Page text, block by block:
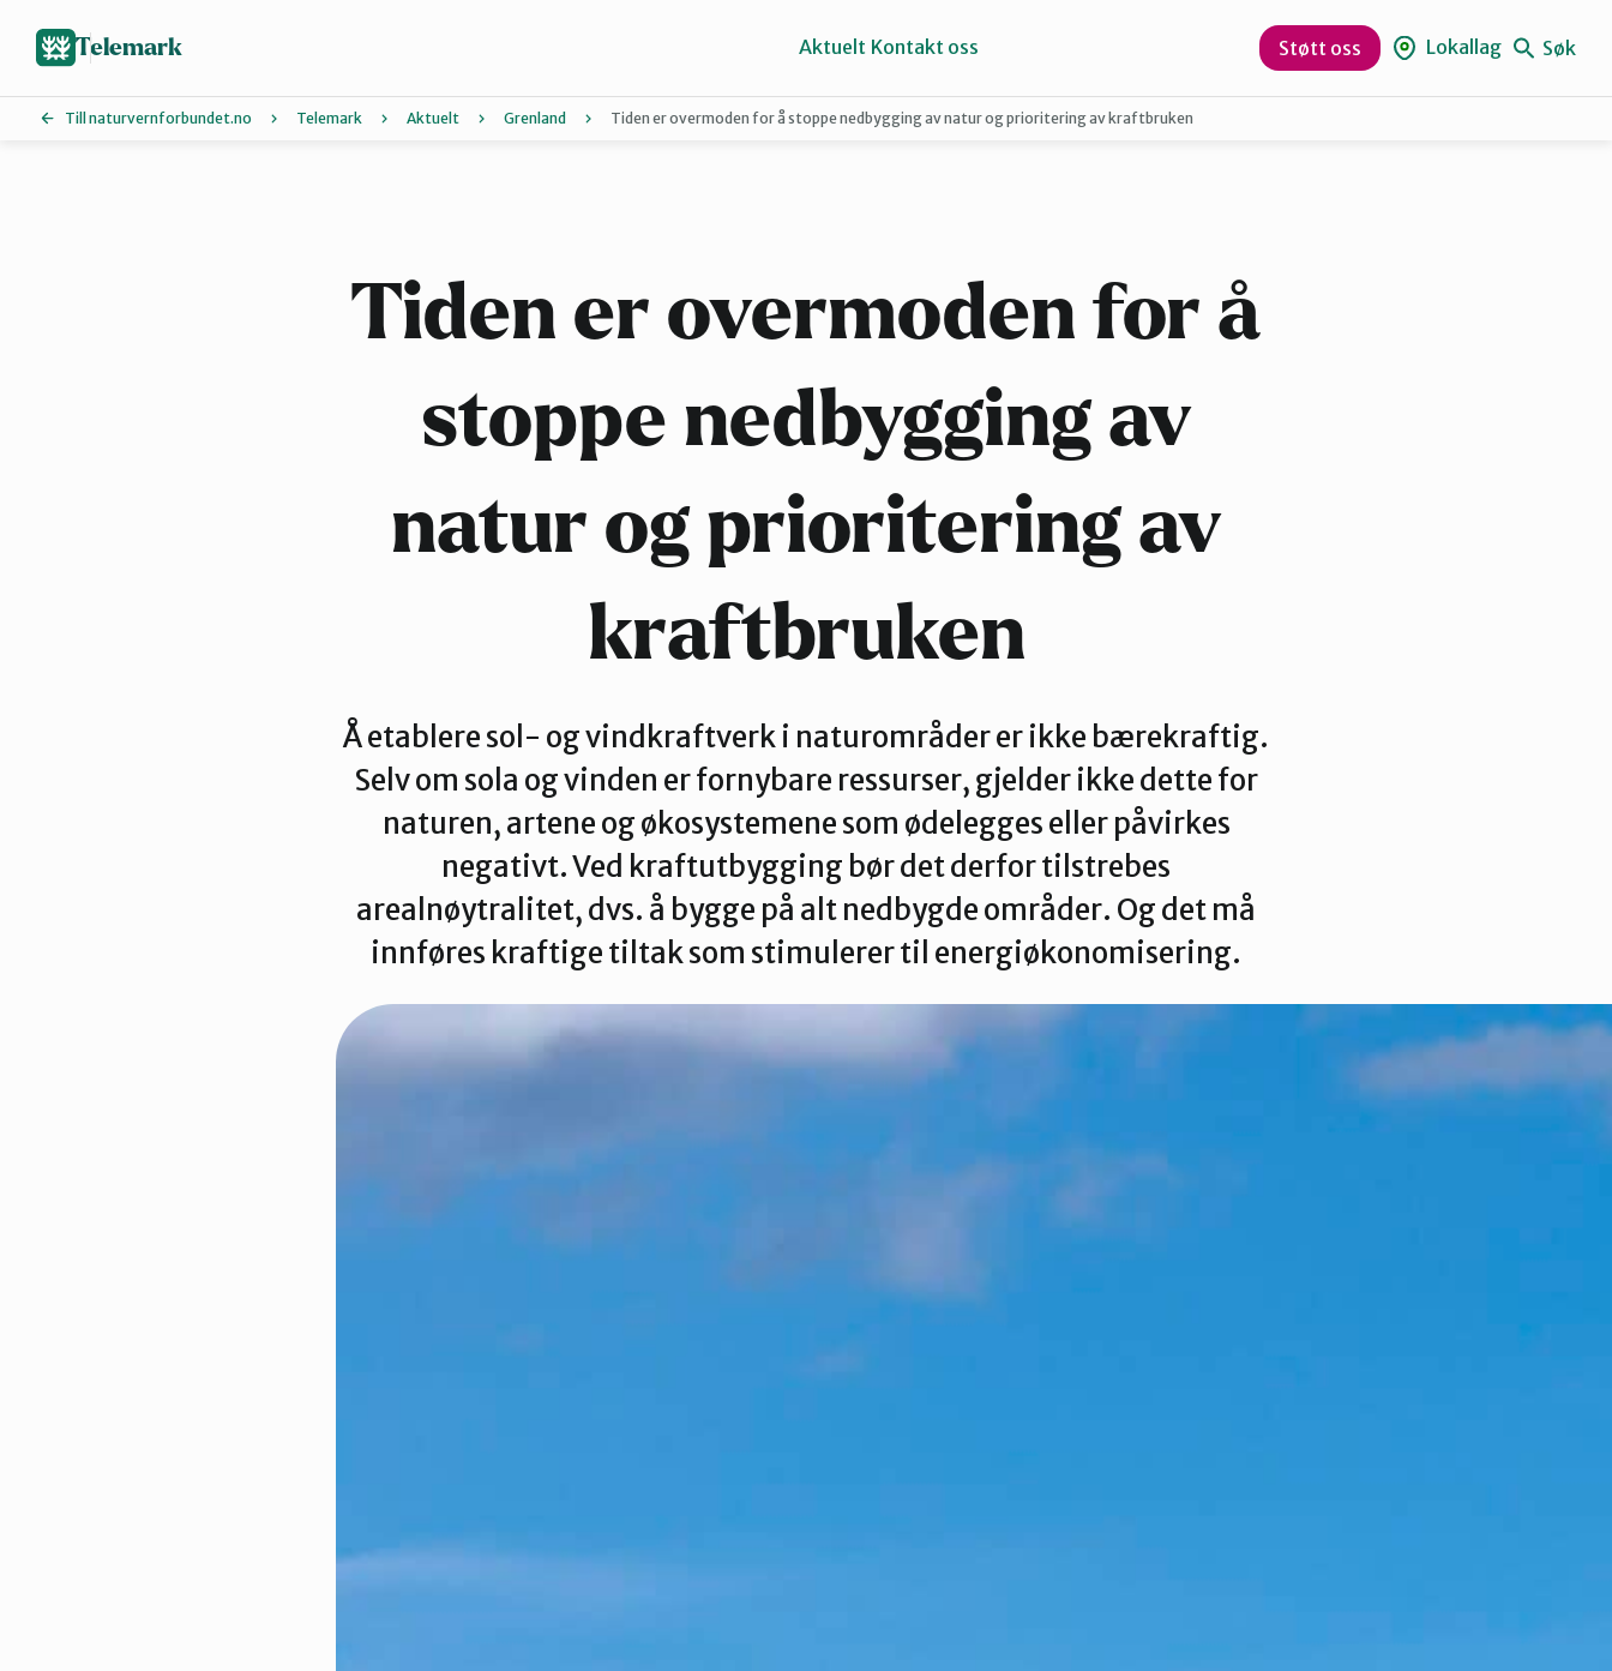
hovedinnhold
Telemark Aktuelt Kontakt oss Støtt oss Lokallag Søk
Till naturvernforbundet.no Telemark Aktuelt Grenland Tiden er overmoden for å stoppe nedbygging av natur og prioritering av kraftbruken
Tiden er overmoden for å
stoppe nedbygging av
natur og prioritering av
kraftbruken
Å etablere sol- og vindkraftverk i naturområder er ikke bærekraftig.
Selv om sola og vinden er fornybare ressurser, gjelder ikke dette for
naturen, artene og økosystemene som ødelegges eller påvirkes
negativt. Ved kraftutbygging bør det derfor tilstrebes
arealnøytralitet, dvs. å bygge på alt nedbygde områder. Og det må
innføres kraftige tiltak som stimulerer til energiøkonomisering.